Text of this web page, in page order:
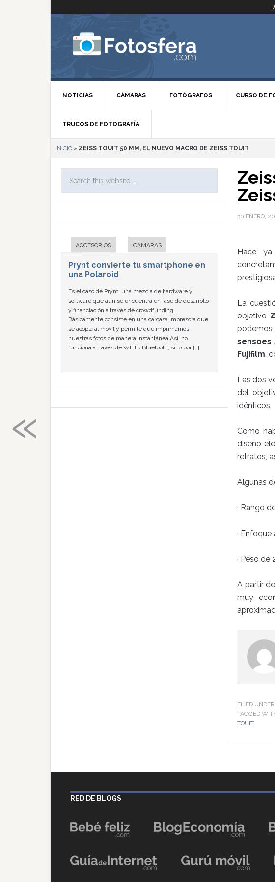
NOTICIAS CÁMARAS FOTÓGRAFOS CURSO DE
TRUCOS DE FOTOGRAFÍA
INICIO » ZEISS TOUIT 50 MM, EL NUEVO MACRO DE ZEISS TOUIT
30 ENERO,
Hace
La
objetivo
sensoes
Fujifilm,
Las dos
del
idénticos.
Como
diseño
retratos,
Algunas
· Rango
·
· Peso de
A partir
muy
FILED UNDER:
TAGGED
TOUIT
ACCESORIOS CÁMARAS
Prynt convierte tu smartphone en
una Polaroid
Es el caso de Prynt, una mezcla de hardware y
software que aún se encuentra en fase de desarrollo
y financiación a través de crowdfunding.
Básicamente consiste en una carcasa impresora que
se acopla al móvil y permite que imprimamos
nuestras fotos de manera instantánea.Así, no
funciona a través de WIFI o Bluetooth, sino por […]
RED DE BLOGS
«